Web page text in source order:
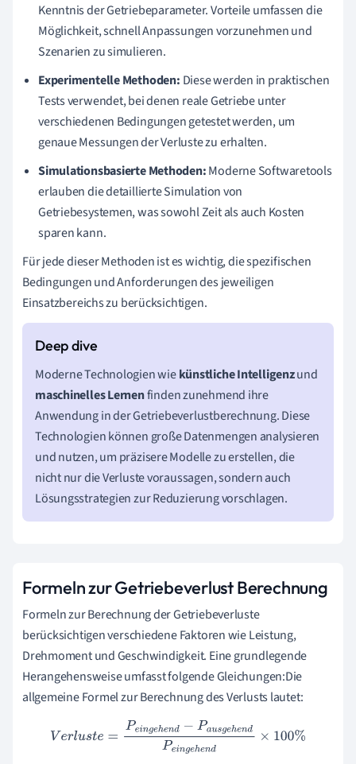
Kenntnis der Getriebeparameter. Vorteile umfassen die
Möglichkeit, schnell Anpassungen vorzunehmen und
Szenarien zu simulieren.
Experimentelle Methoden: Diese werden in praktischen
Tests verwendet, bei denen reale Getriebe unter
verschiedenen Bedingungen getestet werden, um
genaue Messungen der Verluste zu erhalten.
Simulationsbasierte Methoden:Moderne Softwaretools
erlauben die detaillierte Simulation von
Getriebesystemen, was sowohl Zeit als auch Kosten
sparen kann.
Für jede dieser Methoden ist es wichtig, die spezifischen
Bedingungen und Anforderungen des jeweiligen
Einsatzbereichs zu berücksichtigen.
Moderne Technologien wiekünstliche Intelligenzund
maschinelles Lernenfinden zunehmend ihre
Anwendung in der Getriebeverlustberechnung. Diese
Technologien können große Datenmengen analysieren
und nutzen, um präzisere Modelle zu erstellen, die
nicht nur die Verluste voraussagen, sondern auch
Lösungsstrategien zur Reduzierung vorschlagen.
Formeln zur Getriebeverlust Berechnung
Formeln zur Berechnung der Getriebeverluste
berücksichtigen verschiedene Faktoren wie Leistung,
Drehmoment und Geschwindigkeit. Eine grundlegende
Herangehensweise umfasst folgende Gleichungen:Die
allgemeine Formel zur Berechnung des Verlusts lautet:
rluste=Peinge hend−Paus gehendPeinge he nd×100